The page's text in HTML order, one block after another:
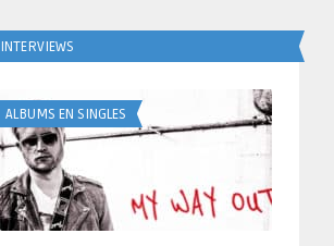
INTERVIEWS
ALBUMS EN SINGLES